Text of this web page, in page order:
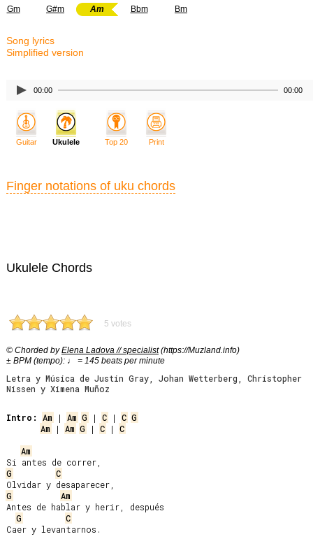
Gm
G#m Am Bbm Bm
Song lyrics
Simplified version
00:00 00:00
Ukulele Chords
5 votes
© Chorded byElena Ladova // specialist(https://Muzland.info)
± BPM (tempo): ♩ = 145 beats per minute
Letra y Música de Justin Gray, Johan Wetterberg, Christopher
Nissen y Ximena Muñoz
Intro: Am | Am G | C | C G
Am | Am G | C | C
Am
G
C
G
Am
Antes de hablar y herir, después
G
C
Caer y levantarnos.
Guitar Ukulele Top 20 Print
Finger notations of uku chords